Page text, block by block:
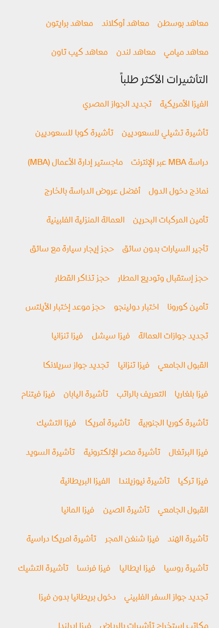
معاهد بوسطن معاهد أوكلاند معاهد برايتون
معاهد ميامي معاهد لندن معاهد كيب تاون
التأشيرات الأكثر طلباً
الفيزا الأمريكية تجديد الجواز المصري
تأشيرة تشيلي للسعوديين تأشيرة كوبا للسعوديين
دراسة MBA عبر الإنترنت ماجستير إدارة الأعمال (MBA)
نماذج دخول الدول أفضل عروض الدراسة بالخارج
تأمين المركبات البحرين العمالة المنزلية الفلبينية
تأجير السيارات بدون سائق حجز إيجار سيارة مع سائق
حجز إستقبال وتوديع المطار حجز تذاكر القطار
تأمين كورونا اختبار دولينجو حجز موعد إختبار الأيلتس
تجديد جوازات العمالة فيزا سيشل فيزا تنزانيا
القبول الجامعي فيزا تنزانيا تجديد جواز سريلانكا
فيزا بلغاريا التعريف بالراتب تأشيرة اليابان فيزا فيتنام
تأشيرة كوريا الجنوبية تأشيرة أمريكا فيزا التشيك
فيزا البرتغال تأشيرة مصر الإلكترونية تأشيرة السويد
فيزا تركيا تأشيرة نيوزيلندا الفيزا البريطانية
القبول الجامعي تأشيرة الصين فيزا المانيا
تأشيرة الهند فيزا شنغن المجر تأشيرة امريكا دراسية
تأشيرة روسيا فیزا ايطاليا فيزا فرنسا تأشيرة التشيك
تجديد جواز السفر الفلبيني دخول بريطانيا بدون فيزا